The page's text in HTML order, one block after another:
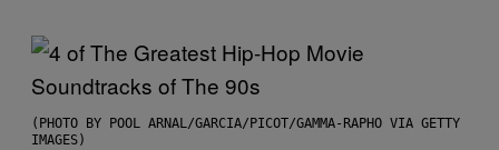
(PHOTO BY POOL ARNAL/GARCIA/PICOT/GAMMA-RAPHO VIA GETTY
IMAGES)